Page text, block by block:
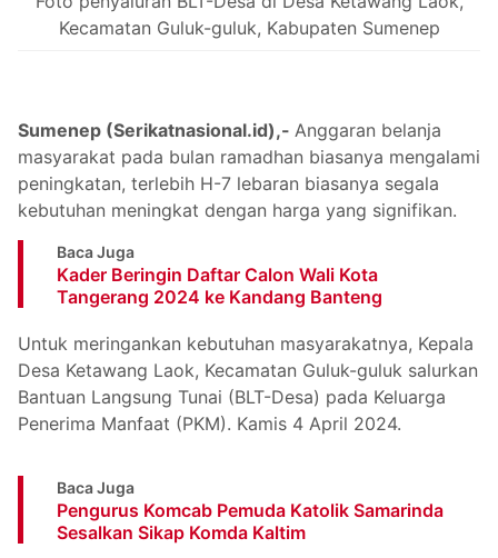
Kecamatan Guluk-guluk, Kabupaten Sumenep
Sumenep (Serikatnasional.id),- Anggaran belanja
masyarakat pada bulan ramadhan biasanya mengalami
peningkatan, terlebih H-7 lebaran biasanya segala
kebutuhan meningkat dengan harga yang signifikan.
Baca Juga
Kader Beringin Daftar Calon Wali Kota
Tangerang 2024 ke Kandang Banteng
Untuk meringankan kebutuhan masyarakatnya, Kepala
Desa Ketawang Laok, Kecamatan Guluk-guluk salurkan
Bantuan Langsung Tunai (BLT-Desa) pada Keluarga
Penerima Manfaat (PKM). Kamis 4 April 2024.
Baca Juga
Pengurus Komcab Pemuda Katolik Samarinda
Sesalkan Sikap Komda Kaltim